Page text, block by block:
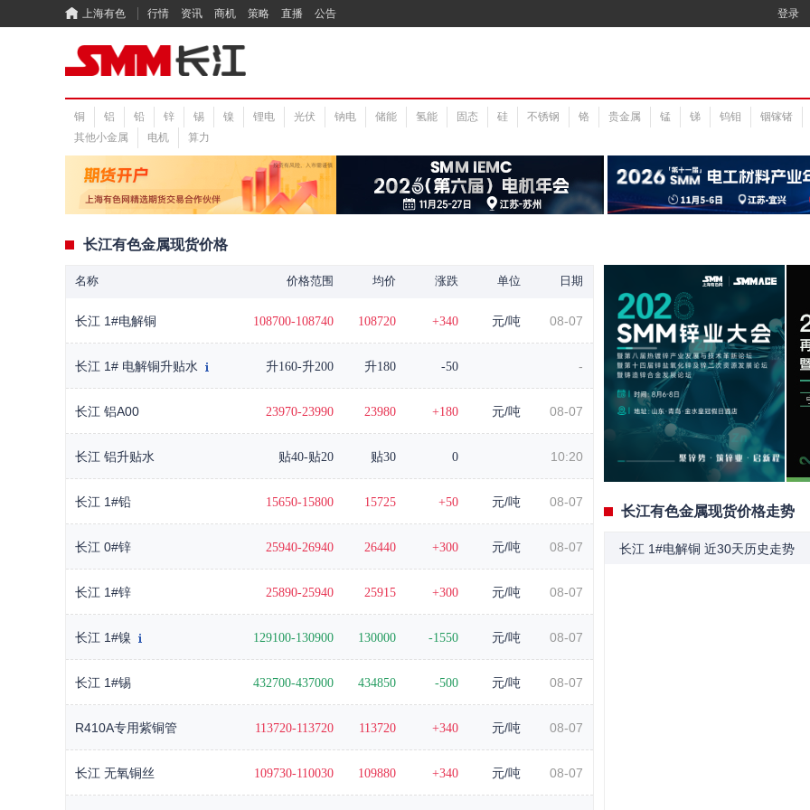
上海有色 行情 资讯 商机 策略 直播 公告 登录
铜 铝 铅 锌 锡 镍 锂电 光伏 钠电 储能 氢能 固态 硅 不锈钢 铬 贵金属 锰 锑 钨钼
铟镓锗
其他小金属
电机 算力
长江有色金属现货价格
名称 价格范围 均价 涨跌 单位 日期
长江 1#电解铜 108700-108740 108720 +340 元/吨 08-07
长江 1# 电解铜升贴水 升160-升200 升180 -50 -
长江 铝A00 23970-23990 23980 +180 元/吨 08-07
长江 铝升贴水 贴40-贴20 贴30 0 10:20
长江 1#铅 15650-15800 15725 +50 元/吨 08-07
长江 0#锌 25940-26940 26440 +300 元/吨 08-07
长江 1#锌 25890-25940 25915 +300 元/吨 08-07
长江 1#镍 129100-130900 130000 -1550 元/吨 08-07
长江 1#锡 432700-437000 434850 -500 元/吨 08-07
R410A专用紫铜管 113720-113720 113720 +340 元/吨 08-07
长江 无氧铜丝 109730-110030 109880 +340 元/吨 08-07
长江有色金属现货价格走势
长江 1#电解铜 近30天历史走势